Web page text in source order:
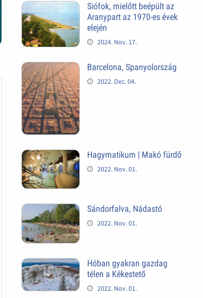
Siófok, mielőtt beépült az
Aranypart az 1970-es évek
elején
2024. Nov. 17.
Barcelona, Spanyolország
2022. Dec. 04.
Hagymatikum | Makó fürdő
2022. Nov. 01.
Sándorfalva, Nádastó
2022. Nov. 01.
Hóban gyakran gazdag
télen a Kékestető
2022. Nov. 01.